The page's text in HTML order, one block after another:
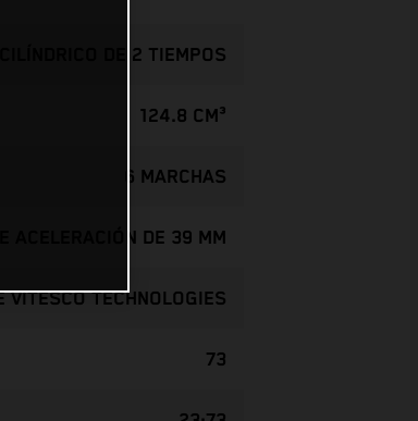
DE 2 TIEMPOS
124.8 CM³
6 MARCHAS
ACELERACIÓN DE 39 MM
VITESCO TECHNOLOGIES
73